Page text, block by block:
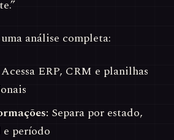
análise completa:
Acessa ERP, CRM e planilhas
Separa por estado,
período